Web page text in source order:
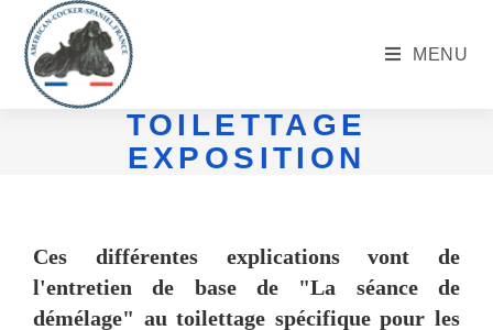
MENU
TOILETTAGE
EXPOSITION
Ces différentes explications vont de
l'entretien de base de "La séance de
démélage" au toilettage spécifique pour les